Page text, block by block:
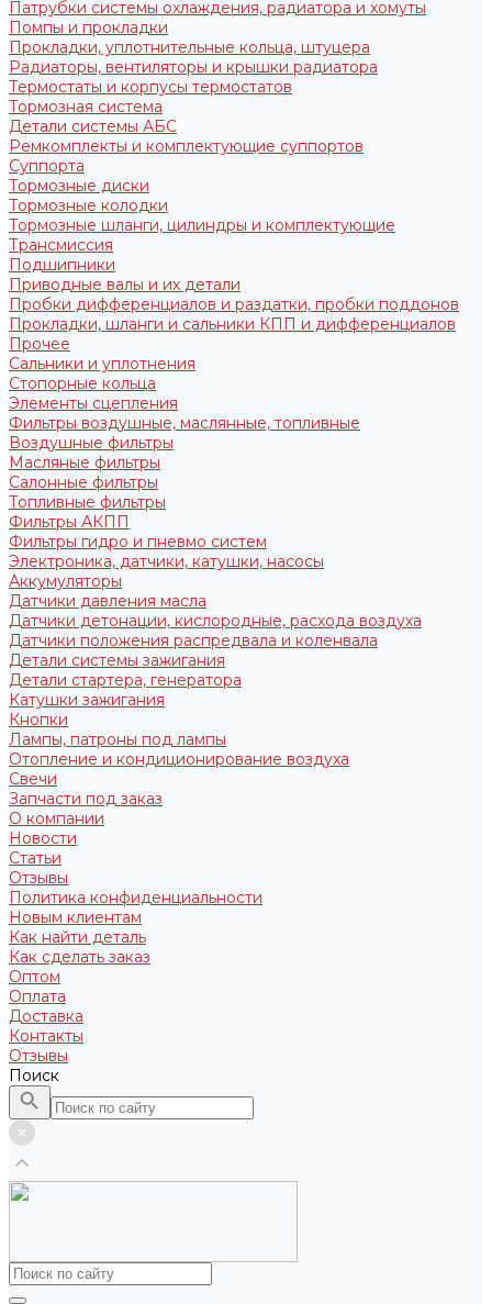
Патрубки системы охлаждения, радиатора и хомуты
Помпы и прокладки
Прокладки, уплотнительные кольца, штуцера
Радиаторы, вентиляторы и крышки радиатора
Термостаты и корпусы термостатов
Тормозная система
Детали системы АБС
Ремкомплекты и комплектующие суппортов
Суппорта
Тормозные диски
Тормозные колодки
Тормозные шланги, цилиндры и комплектующие
Трансмиссия
Подшипники
Приводные валы и их детали
Пробки дифференциалов и раздатки, пробки поддонов
Прокладки, шланги и сальники КПП и дифференциалов
Прочее
Сальники и уплотнения
Стопорные кольца
Элементы сцепления
Фильтры воздушные, маслянные, топливные
Воздушные фильтры
Масляные фильтры
Салонные фильтры
Топливные фильтры
Фильтры АКПП
Фильтры гидро и пневмо систем
Электроника, датчики, катушки, насосы
Аккумуляторы
Датчики давления масла
Датчики детонации, кислородные, расхода воздуха
Датчики положения распредвала и коленвала
Детали системы зажигания
Детали стартера, генератора
Катушки зажигания
Кнопки
Лампы, патроны под лампы
Отопление и кондиционирование воздуха
Свечи
Запчасти под заказ
О компании
Новости
Статьи
Отзывы
Политика конфиденциальности
Новым клиентам
Как найти деталь
Как сделать заказ
Оптом
Оплата
Доставка
Контакты
Отзывы
Поиск